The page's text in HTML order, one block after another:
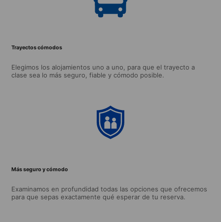
Trayectos cómodos
Elegimos los alojamientos uno a uno, para que el trayecto a
clase sea lo más seguro, fiable y cómodo posible.
Más seguro y cómodo
Examinamos en profundidad todas las opciones que ofrecemos
para que sepas exactamente qué esperar de tu reserva.